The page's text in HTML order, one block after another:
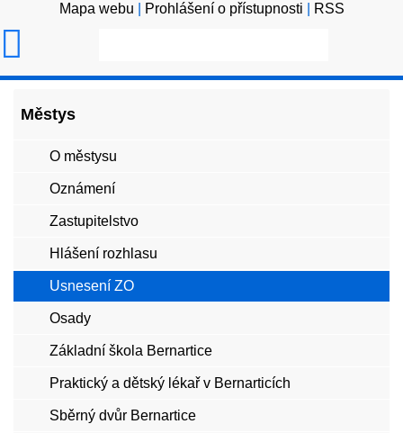
Mapa webu Prohlášení o přístupnosti RSS
Městys
O městysu
Oznámení
Zastupitelstvo
Hlášení rozhlasu
Usnesení ZO
Osady
Základní škola Bernartice
Praktický a dětský lékař v Bernarticích
Sběrný dvůr Bernartice